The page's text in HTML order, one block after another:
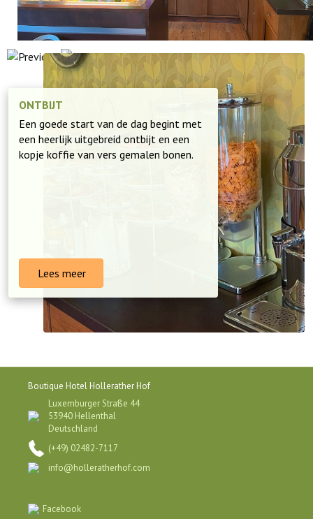
ONTBIJT
Een goede start van de dag begint met
een heerlijk uitgebreid ontbijt en een
kopje koffie van vers gemalen bonen.
Lees meer
Boutique Hotel Hollerather Hof
Luxemburger Straße 44
53940 Hellenthal
Deutschland
(+49) 02482-7117
info@holleratherhof.com
Facebook